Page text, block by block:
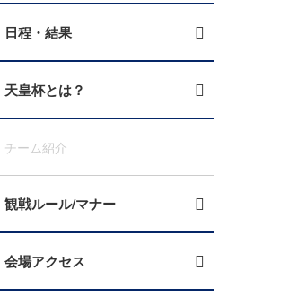
日程・結果
天皇杯とは？
チーム紹介
観戦ルール/マナー
会場アクセス